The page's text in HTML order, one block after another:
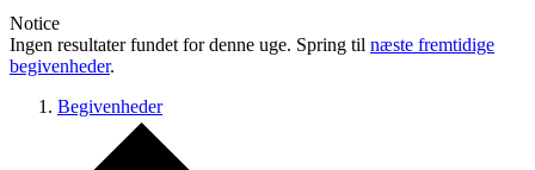
Notice
Ingen resultater fundet for denne uge. Spring til næste fremtidige
begivenheder.
Begivenheder